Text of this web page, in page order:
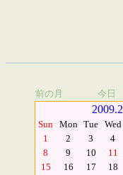
前の月 今日
2009.2
Sun Mon Tue Wed
1
2 3 4
8
9 10 11
15
16 17 18